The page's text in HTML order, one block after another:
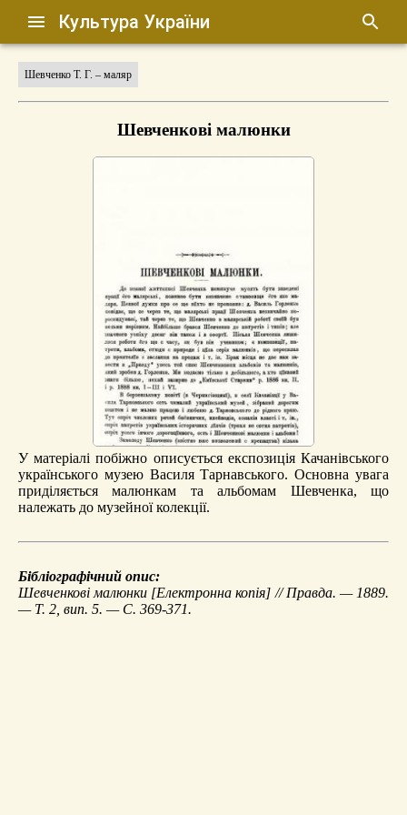
Культура України
Шевченко Т. Г. – маляр
Шевченкові малюнки
У матеріалі побіжно описується експозиція Качанівського
українського музею Василя Тарнавського. Основна увага
приділяється малюнкам та альбомам Шевченка, що
належать до музейної колекції.
Бібліографічний опис:
Шевченкові малюнки [Електронна копія] // Правда. — 1889.
— Т. 2, вип. 5. — С. 369-371.